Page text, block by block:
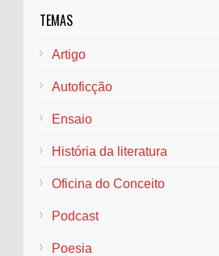
e " magazine ", e se refere a revistas
Quem é Pai Naldo?
nomes, formas e sentidos
TEMAS
Artigo
Autoficção
Ensaio
História da literatura
Oficina do Conceito
Podcast
Poesia